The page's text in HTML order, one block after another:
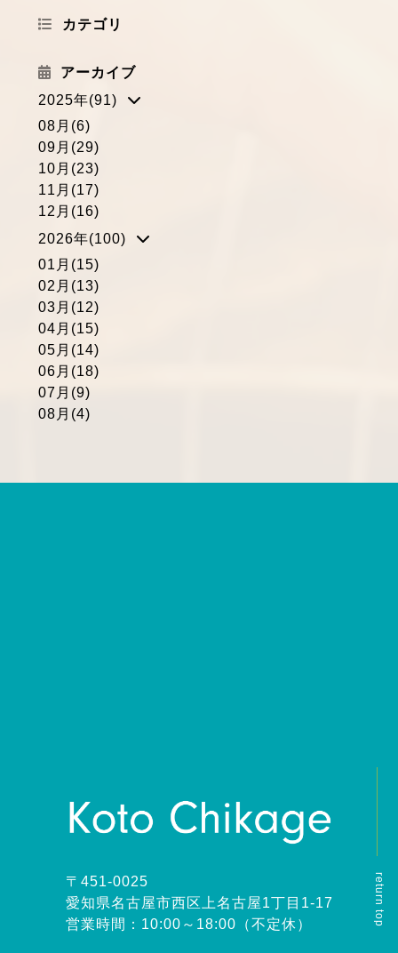
カテゴリ
アーカイブ
2025年(91)
08月(6)
09月(29)
10月(23)
11月(17)
12月(16)
2026年(100)
01月(15)
02月(13)
03月(12)
04月(15)
05月(14)
06月(18)
07月(9)
08月(4)
return top
〒451-0025
愛知県名古屋市西区上名古屋1丁目1-17
営業時間：10:00～18:00（不定休）